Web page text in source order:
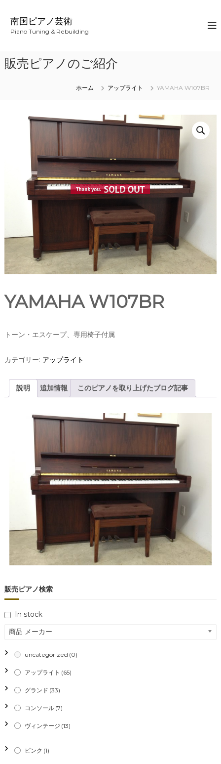
へ
ス
南国ピアノ芸術
Piano Tuning & Rebuilding
販売ピアノのご紹介
ホーム アップライト YAMAHA W107BR
YAMAHA W107BR
トーン・エスケープ、専用椅子付属
カテゴリー: アップライト
説明 追加情報 このピアノを取り上げたブログ記事
販売ピアノ検索
In stock
商品 メーカー
uncategorized (0)
アップライト (65)
グランド (33)
コンソール (7)
ヴィンテージ (13)
ピンク (1)